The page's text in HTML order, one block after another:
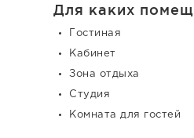
Для каких
Гостиная
Кабинет
Зона отдыха
Студия
Комната для гостей